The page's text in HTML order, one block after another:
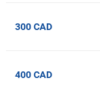
300 CAD
400 CAD